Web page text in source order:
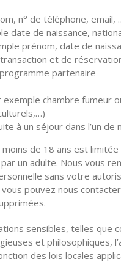
n° de téléphone, email,
date de naissance,
prénom, date de
et de
partenaire
chambre fumeur
à un séjour dans l’un de
de 18 ans est
un adulte. Nous vous
sans votre
pouvez nous
sensibles, telles que
et philosophiques,
des lois locales